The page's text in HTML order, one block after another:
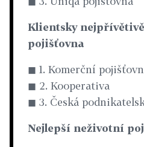
Klientsky
pojišťovna
◼ 1. Komerční
◼ 2. Kooperativa
◼ 3. Česká
Nejlepší neživotní